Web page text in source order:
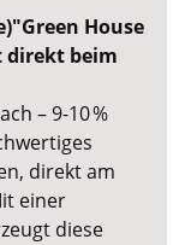
House
direkt beim
– 9-10 %
direkt am
einer
diese